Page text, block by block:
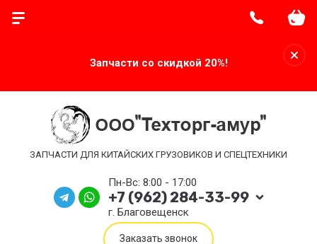
Запчасти со скидкой 20%!
ЗАПЧАСТИ ДЛЯ КИТАЙСКИХ ГРУЗОВИКОВ И СПЕЦТЕХНИКИ
Пн-Вс: 8:00 - 17:00
+7 (962) 284-33-99
г. Благовещенск
Заказать звонок